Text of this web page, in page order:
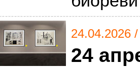
24.04.2026 /
24